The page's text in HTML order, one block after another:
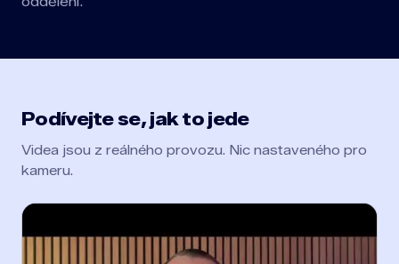
Podívejte se, jak to jede
Videa jsou z reálného provozu. Nic nastaveného pro
kameru.